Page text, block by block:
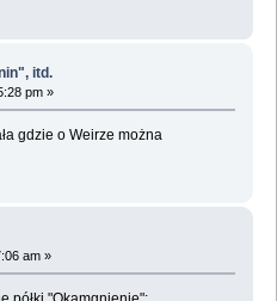
itd.
pm »
gdzie o Weirze można
am »